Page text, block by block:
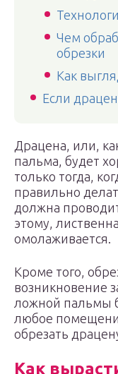
Чем
обрезки
Как
Если
Драцена, или,
пальма, будет
только тогда,
правильно
должна
этому,
омолаживается.
Кроме того,
возникновение
ложной пальмы
любое
обрезать
Как